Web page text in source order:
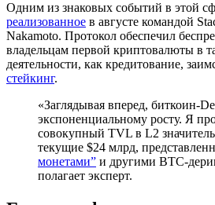
Одним из знаковых событий в этой
реализованное в августе командой
Nakamoto. Протокол обеспечил
владельцам первой криптовалюты в
деятельности, как кредитование,
стейкинг.
«Заглядывая вперед, биткоин-
экспоненциальному росту. Я
совокупный TVL в L2
текущие $24 млрд,
монетами” и другими BTC-
полагает эксперт.